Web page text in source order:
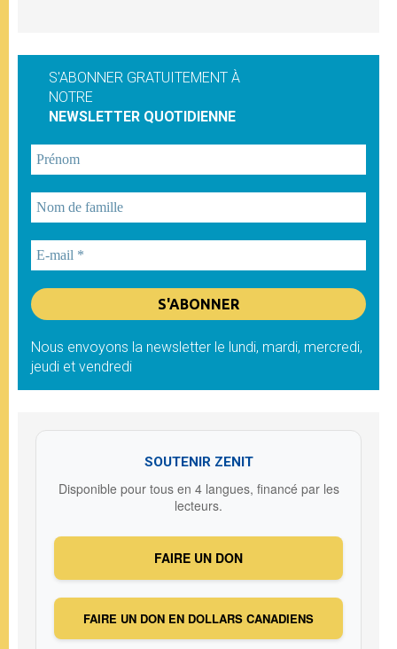
S'ABONNER GRATUITEMENT À
NOTRE
NEWSLETTER QUOTIDIENNE
Nous envoyons la newsletter le lundi, mardi, mercredi,
jeudi et vendredi
SOUTENIR ZENIT
Disponible pour tous en 4 langues, financé par les
lecteurs.
FAIRE UN DON
FAIRE UN DON EN DOLLARS CANADIENS